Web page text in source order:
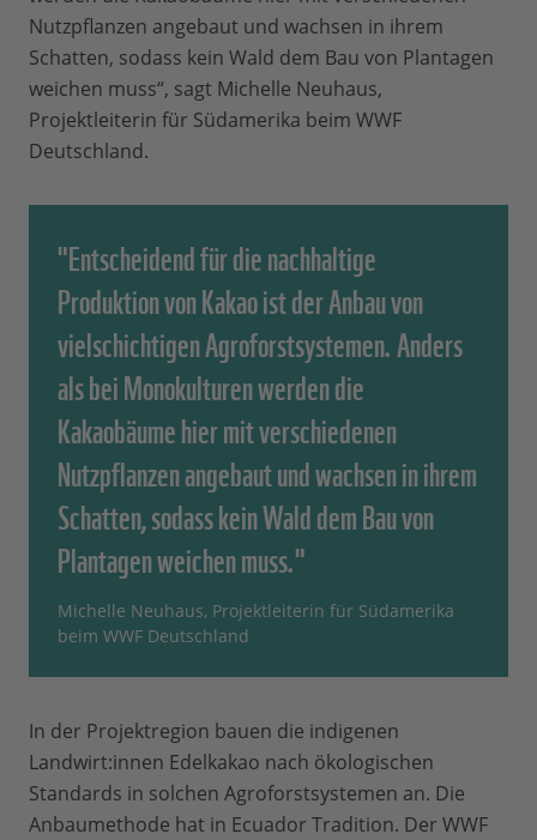
Nutzpflanzen angebaut und wachsen in ihrem
Schatten, sodass kein Wald dem Bau von Plantagen
weichen muss“, sagt Michelle Neuhaus,
Projektleiterin für Südamerika beim WWF
Deutschland.
"Entscheidend für die nachhaltige
Produktion von Kakao ist der Anbau von
vielschichtigen Agroforstsystemen. Anders
als bei Monokulturen werden die
Kakaobäume hier mit verschiedenen
Nutzpflanzen angebaut und wachsen in ihrem
Schatten, sodass kein Wald dem Bau von
Plantagen weichen muss."
Michelle Neuhaus, Projektleiterin für Südamerika
beim WWF Deutschland
In der Projektregion bauen die indigenen
Landwirt:innen Edelkakao nach ökologischen
Standards in solchen Agroforstsystemen an. Die
Anbaumethode hat in Ecuador Tradition. Der WWF